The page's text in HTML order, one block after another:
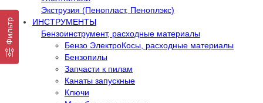
Экструзия (Пенопласт, Пеноплэкс)
ИНСТРУМЕНТЫ
Бензоинструмент, расходные материалы
Бензо ЭлектроКосы, расходные материалы
Бензопилы
Запчасти к пилам
Канаты запускные
Ключи
Фильтр